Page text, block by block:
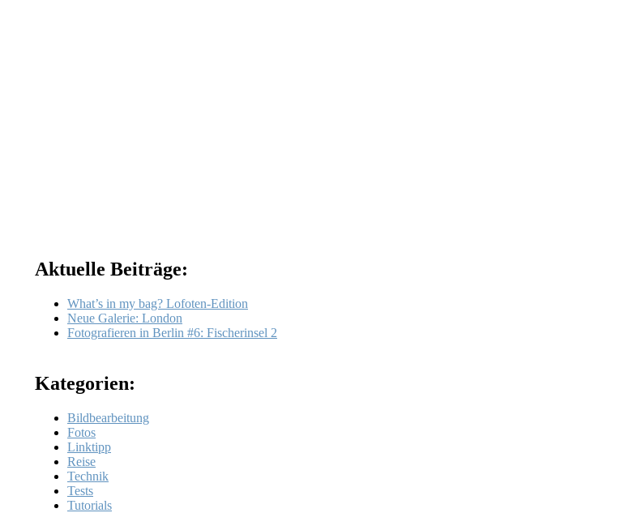
Aktuelle Beiträge:
What’s in my bag? Lofoten-Edition
Neue Galerie: London
Fotografieren in Berlin #6: Fischerinsel 2
Kategorien:
Bildbearbeitung
Fotos
Linktipp
Reise
Technik
Tests
Tutorials